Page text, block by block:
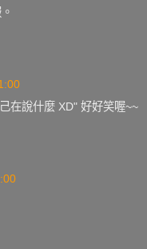
在說什麼 XD" 好好笑喔~~